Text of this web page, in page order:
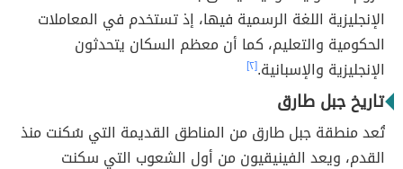
الإنجليزية اللغة الرسمية فيها، إذ تستخدم في المعاملات
الحكومية والتعليم، كما أن معظم السكان يتحدثون
الإنجليزية والإسبانية.[٢]
تاريخ جبل طارق
تُعد منطقة جبل طارق من المناطق القديمة التي سُكنت منذ
القدم، ويعد الفينيقيون من أول الشعوب التي سكنت